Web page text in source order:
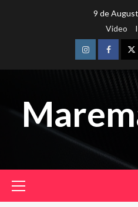
9 de
Video
Instagram
Menu